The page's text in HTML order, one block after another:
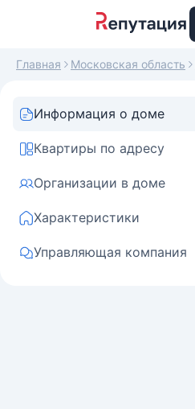
Главная Московская область
Информация о доме
Квартиры по адресу
Организации в доме
Характеристики
Управляющая компания